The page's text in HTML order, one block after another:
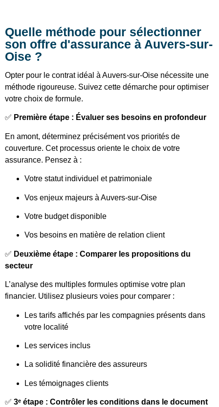
Quelle méthode pour sélectionner
son offre d'assurance à Auvers-sur-
Oise ?
Opter pour le contrat idéal à Auvers-sur-Oise nécessite une
méthode rigoureuse. Suivez cette démarche pour optimiser
votre choix de formule.
✅ Première étape : Évaluer ses besoins en profondeur
En amont, déterminez précisément vos priorités de
couverture. Cet processus oriente le choix de votre
assurance. Pensez à :
Votre statut individuel et patrimoniale
Vos enjeux majeurs à Auvers-sur-Oise
Votre budget disponible
Vos besoins en matière de relation client
✅ Deuxième étape : Comparer les propositions du
secteur
L’analyse des multiples formules optimise votre plan
financier. Utilisez plusieurs voies pour comparer :
Les tarifs affichés par les compagnies présents dans
votre localité
Les services inclus
La solidité financière des assureurs
Les témoignages clients
✅ 3ᵉ étape : Contrôler les conditions dans le document